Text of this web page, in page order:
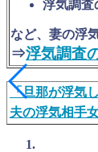
浮気調査
など、妻の浮
⇒浮気調査
「旦那が浮気
夫の浮気相手